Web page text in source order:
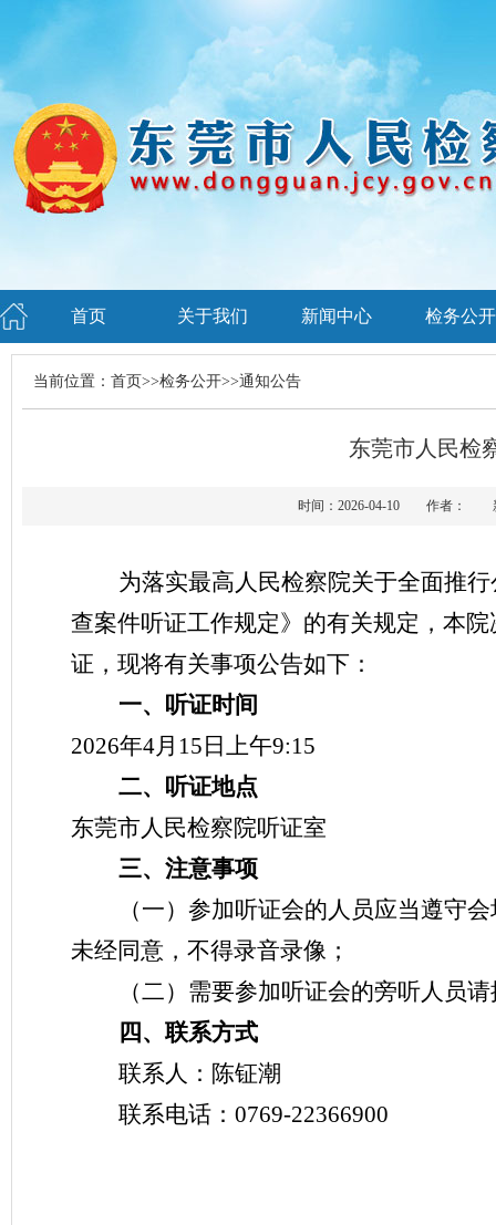
首页 关于我们 新闻中心 检务公开
当前位置： 首页>>检务公开>>通知公告
东莞市人民检
时间：2026-04-10 作者：
为落实最高人民检察院关于全面推
查案件听证工作规定》的有关规定，本
证，现将有关事项公告如下：
一、听证时间
2026年4月15日上午9:15
二、听证地点
东莞市人民检察院听证室
三、注意事项
（一）参加听证会的人员应当遵守
未经同意，不得录音录像；
（二）需要参加听证会的旁听人员
四、联系方式
联系人：陈钲潮
联系电话：0769-22366900